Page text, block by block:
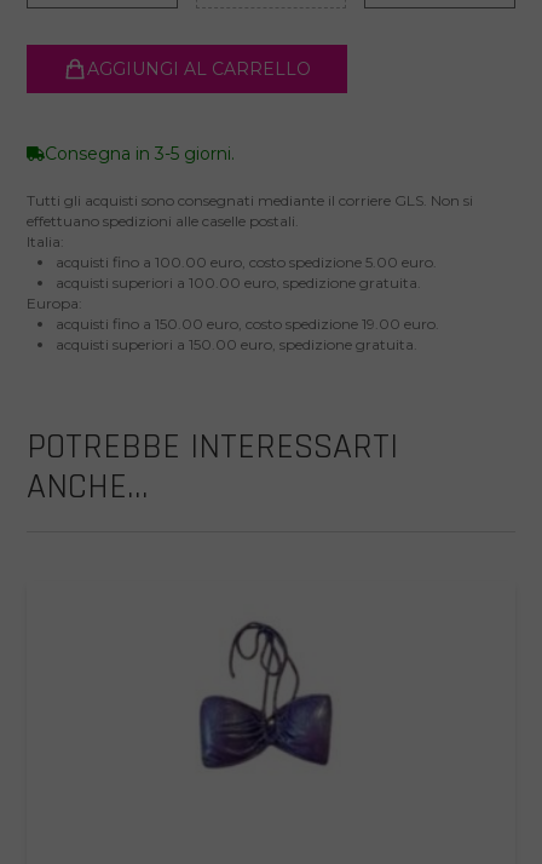
AGGIUNGI AL CARRELLO
Consegna in 3-5 giorni.
Tutti gli acquisti sono consegnati mediante il corriere GLS. Non si
effettuano spedizioni alle caselle postali.
Italia:
acquisti fino a 100.00 euro, costo spedizione 5.00 euro.
acquisti superiori a 100.00 euro, spedizione gratuita.
Europa:
acquisti fino a 150.00 euro, costo spedizione 19.00 euro.
acquisti superiori a 150.00 euro, spedizione gratuita.
POTREBBE INTERESSARTI
ANCHE...